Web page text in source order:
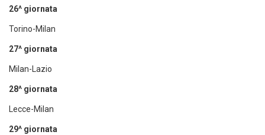
26^ giornata
Torino-Milan
27^ giornata
Milan-Lazio
28^ giornata
Lecce-Milan
29^ giornata